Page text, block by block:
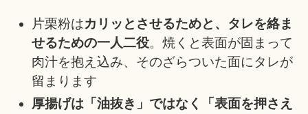
片栗粉はカリッとさせるためと、タレを絡ま
せるための一人二役。焼くと表面が固まって
肉汁を抱え込み、そのざらついた面にタレが
留まります
厚揚げは「油抜き」ではなく「表面を押さえ